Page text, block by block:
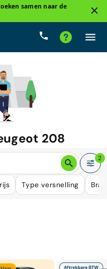
samen naar de
208
is niet langer
kunnen voorzien.
2
Type versnelling